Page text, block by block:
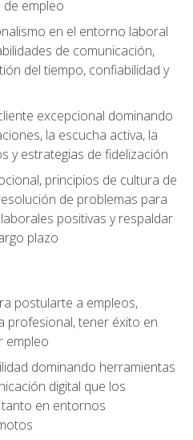
empleo
en el entorno laboral
de comunicación,
del tiempo, confiabilidad y
excepcional dominando
la escucha activa, la
y estrategias de fidelización
principios de cultura de
de problemas para
positivas y respaldar
plazo
postularte a empleos,
profesional, tener éxito en
empleo
dominando herramientas
digital que los
en entornos